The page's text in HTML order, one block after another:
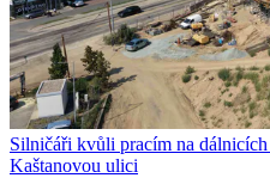
Silničáři kvůli pracím na
Kaštanovou ulici